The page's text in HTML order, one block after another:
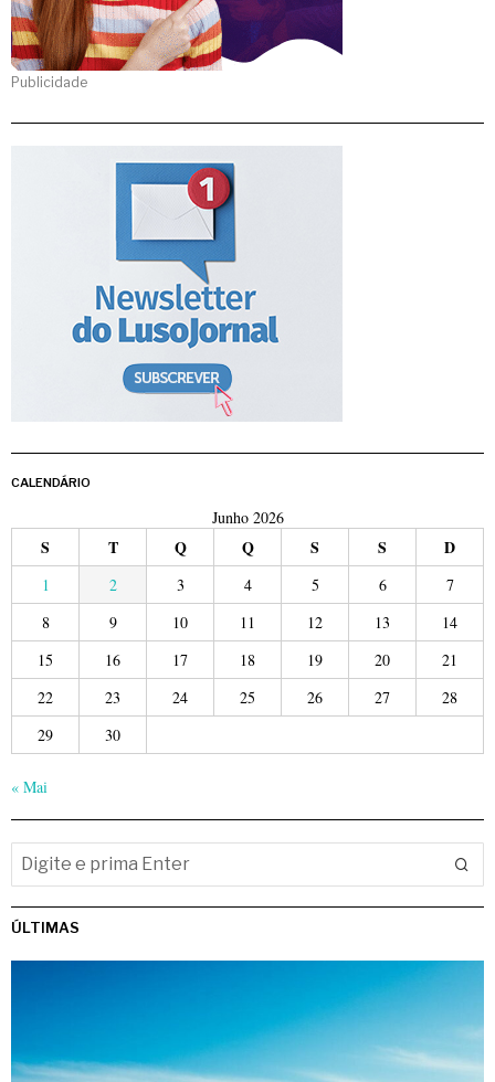
Publicidade
CALENDÁRIO
Junho 2026
S T Q Q S S D
1 2 3 4 5 6
7
8
9 10 11 12 13
14
15
16 17 18 19 20
21
22
23 24 25 26 27
28
29
30
« Mai
ÚLTIMAS